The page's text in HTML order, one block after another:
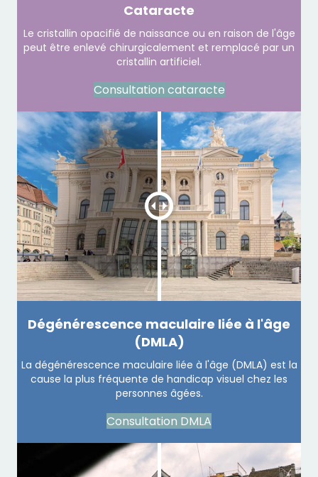
Cataracte
Le cristallin opacifié de naissance ou en raison de l'âge
peut être enlevé chirurgicalement et remplacé par un
cristallin artificiel.
Consultation cataracte
Dégénérescence maculaire liée à l'âge
(DMLA)
La dégénérescence maculaire liée à l'âge (DMLA) est la
cause la plus fréquente de handicap visuel chez les
personnes âgées.
Consultation DMLA